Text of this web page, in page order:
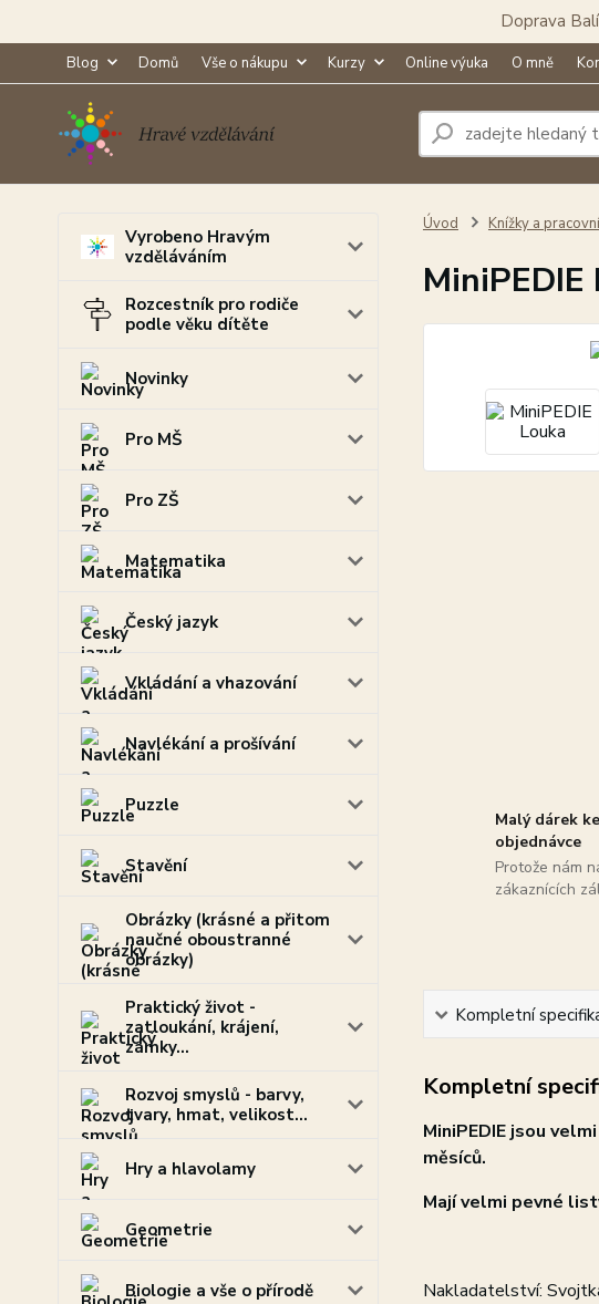
Doprava
Blog Domů Vše o nákupu Kurzy Online výuka O mně
Vyrobeno Hravým
vzděláváním
Rozcestník pro rodiče
podle věku dítěte
Novinky
Pro MŠ
Pro ZŠ
Matematika
Český jazyk
Vkládání a vhazování
Navlékání a prošívání
Puzzle
Stavění
Obrázky (krásné a přitom
naučné oboustranné
obrázky)
Praktický život -
zatloukání, krájení,
zámky...
Rozvoj smyslů - barvy,
tvary, hmat, velikost...
Hry a hlavolamy
Geometrie
Biologie a vše o přírodě
Úvod Knížky a
MiniPEDIE
Malý dárek
objednávce
Protože nám
zákaznících
Kompletní
Kompletní
MiniPEDIE jsou
měsíců.
Mají velmi pevné
Nakladatelství: